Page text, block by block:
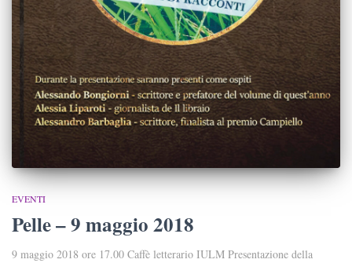
EVENTI
Pelle – 9 maggio 2018
9 maggio 2018 ore 17.00 Caffè letterario IULM Presentazione della